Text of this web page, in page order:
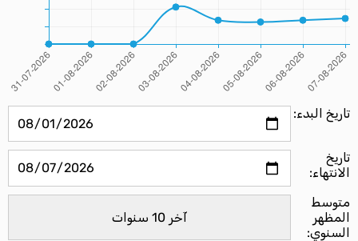
تاريخ البدء:
تاريخ
الانتهاء:
متوسط ​​
المظهر
السنوي: